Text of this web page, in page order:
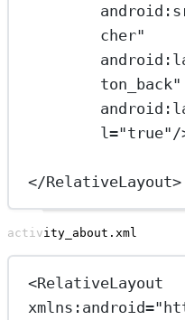
cher"
ton_back"
l="true" /
</RelativeLayout>
activity_about.xml
<RelativeLayout
xmlns:android=